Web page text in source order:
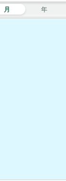
月 年